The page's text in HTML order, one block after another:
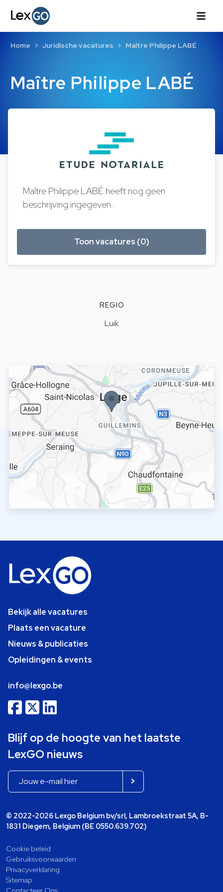
Maître Philippe LABÉ
Home Juridische vacatures Maître Philippe LABÉ
Maître Philippe LABÉ heeft nog geen
beschrijving ingegeven.
Toon vacatures (0)
REGIO
Luik
Bekijk alle vacatures
Plaats een vacature
Nieuws & publicaties
Opleidingen & events
info@lexgo.be
Blijf op de hoogte van het laatste
LexGO nieuws
© 2022-2026 Lexgo Belgium bv/srl, Lambroekstraat 5A, B-
1831 Diegem, Belgium (BE 0550.639.702)
Cookie beleid
Gebruiksvoorwaarden
Privacyverklaring
Sitemap